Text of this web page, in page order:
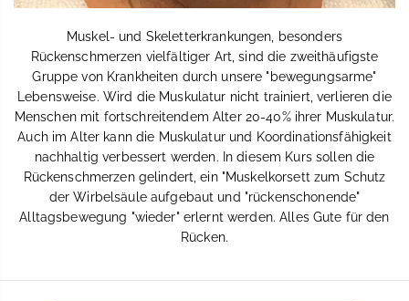
Muskel- und Skeletterkrankungen, besonders
Rückenschmerzen vielfältiger Art, sind die zweithäufigste
Gruppe von Krankheiten durch unsere "bewegungsarme"
Lebensweise. Wird die Muskulatur nicht trainiert, verlieren die
Menschen mit fortschreitendem Alter 20-40% ihrer Muskulatur.
Auch im Alter kann die Muskulatur und Koordinationsfähigkeit
nachhaltig verbessert werden. In diesem Kurs sollen die
Rückenschmerzen gelindert, ein "Muskelkorsett zum Schutz
der Wirbelsäule aufgebaut und "rückenschonende"
Alltagsbewegung "wieder" erlernt werden. Alles Gute für den
Rücken.